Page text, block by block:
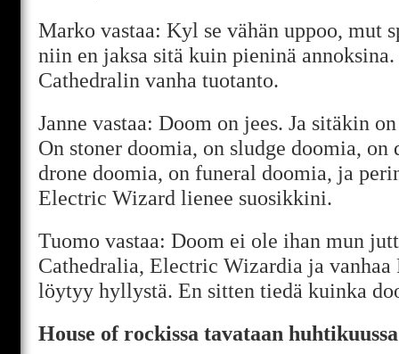
Marko vastaa: Kyl se vähän uppoo, mut
niin en jaksa sitä kuin pieninä
Cathedralin vanha tuotanto.
Janne vastaa: Doom on jees. Ja sitäkin
On stoner doomia, on sludge doomia, on
drone doomia, on funeral doomia, ja
Electric Wizard lienee suosikkini.
Tuomo vastaa: Doom ei ole ihan mun
Cathedralia, Electric Wizardia ja vanhaa
löytyy hyllystä. En sitten tiedä kuinka
House of rockissa tavataan